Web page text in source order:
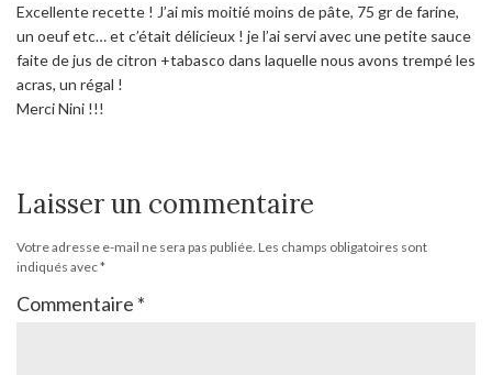
Excellente recette ! J’ai mis moitié moins de pâte, 75 gr de farine,
un oeuf etc… et c’était délicieux ! je l’ai servi avec une petite sauce
faite de jus de citron +tabasco dans laquelle nous avons trempé les
acras, un régal !
Merci Nini !!!
Laisser un commentaire
Votre adresse e-mail ne sera pas publiée. Les champs obligatoires sont
indiqués avec*
Commentaire *